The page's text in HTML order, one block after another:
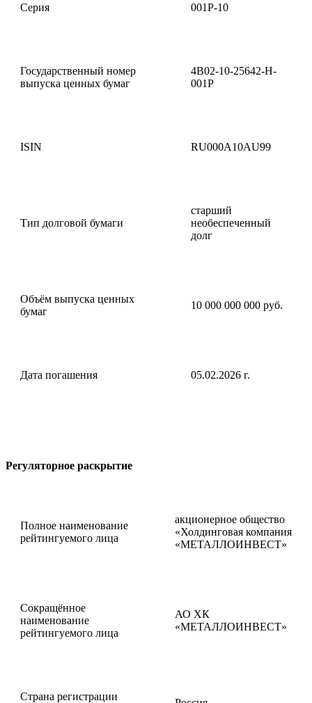
Серия 001Р-10
Государственный номер
выпуска ценных бумаг
4B02-10-25642-H-
001Р
ISIN RU000A10AU99
Тип долговой бумаги
старший
необеспеченный
долг
Объём выпуска ценных
бумаг
10 000 000 000 руб.
Дата погашения 05.02.2026 г.
Регуляторное раскрытие
Полное наименование
рейтингуемого лица
акционерное общество
«Холдинговая компания
«МЕТАЛЛОИНВЕСТ»
Сокращённое
наименование
рейтингуемого лица
АО ХК
«МЕТАЛЛОИНВЕСТ»
Страна регистрации